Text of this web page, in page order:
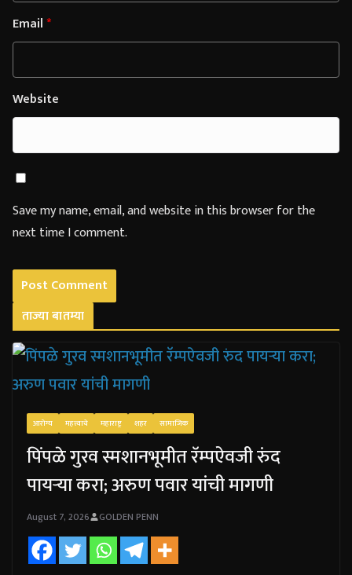
Email*
Website
Save my name, email, and website in this browser for the
next time I comment.
ताज्या बातम्या
आरोग्य महत्त्वाचे महाराष्ट्र शहर सामाजिक
पिंपळे गुरव स्मशानभूमीत रॅम्पऐवजी रुंद
पायऱ्या करा; अरुण पवार यांची मागणी
August 7, 2026 GOLDEN PENN